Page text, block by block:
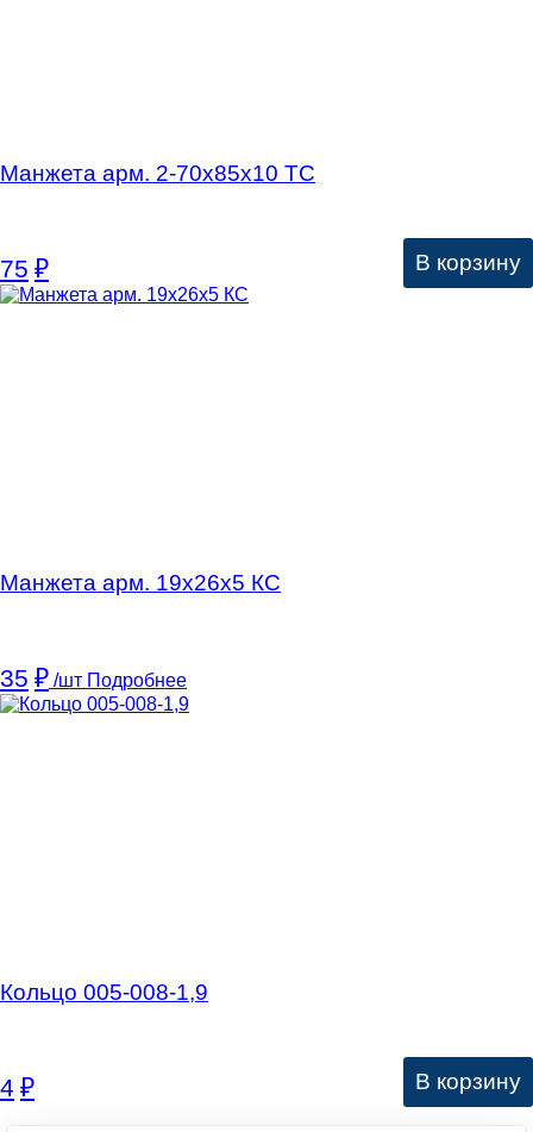
Манжета арм. 2-70х85х10 ТС
75 ₽ В корзину
Манжета арм. 19х26х5 КC
35 ₽ /шт Подробнее
Кольцо 005-008-1,9
4 ₽ В корзину